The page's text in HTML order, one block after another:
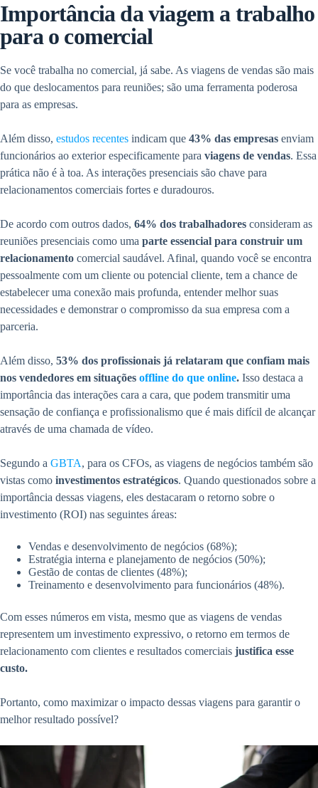
Importância da viagem a trabalho
para o comercial
Se você trabalha no comercial, já sabe. As viagens de vendas são mais
do que deslocamentos para reuniões; são uma ferramenta poderosa
para as empresas.
Além disso, estudos recentes indicam que 43% das empresas enviam
funcionários ao exterior especificamente para viagens de vendas. Essa
prática não é à toa. As interações presenciais são chave para
relacionamentos comerciais fortes e duradouros.
De acordo com outros dados, 64% dos trabalhadores consideram as
reuniões presenciais como uma parte essencial para construir um
relacionamento comercial saudável. Afinal, quando você se encontra
pessoalmente com um cliente ou potencial cliente, tem a chance de
estabelecer uma conexão mais profunda, entender melhor suas
necessidades e demonstrar o compromisso da sua empresa com a
parceria.
Além disso, 53% dos profissionais já relataram que confiam mais
nos vendedores em situações offline do que online. Isso destaca a
importância das interações cara a cara, que podem transmitir uma
sensação de confiança e profissionalismo que é mais difícil de alcançar
através de uma chamada de vídeo.
Segundo a GBTA, para os CFOs, as viagens de negócios também são
vistas como investimentos estratégicos. Quando questionados sobre a
importância dessas viagens, eles destacaram o retorno sobre o
investimento (ROI) nas seguintes áreas:
Vendas e desenvolvimento de negócios (68%);
Estratégia interna e planejamento de negócios (50%);
Gestão de contas de clientes (48%);
Treinamento e desenvolvimento para funcionários (48%).
Com esses números em vista, mesmo que as viagens de vendas
representem um investimento expressivo, o retorno em termos de
relacionamento com clientes e resultados comerciais justifica esse
custo.
Portanto, como maximizar o impacto dessas viagens para garantir o
melhor resultado possível?